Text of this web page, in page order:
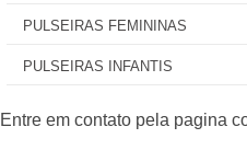
PULSEIRAS FEMININAS
PULSEIRAS INFANTIS